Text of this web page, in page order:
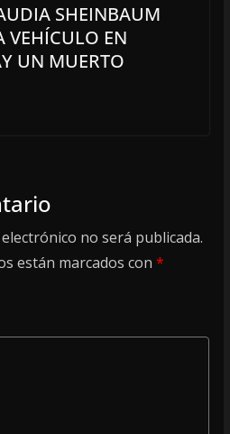
SHEINBAUM
VEHÍCULO EN
UN MUERTO
no será publicada.
están marcados con *